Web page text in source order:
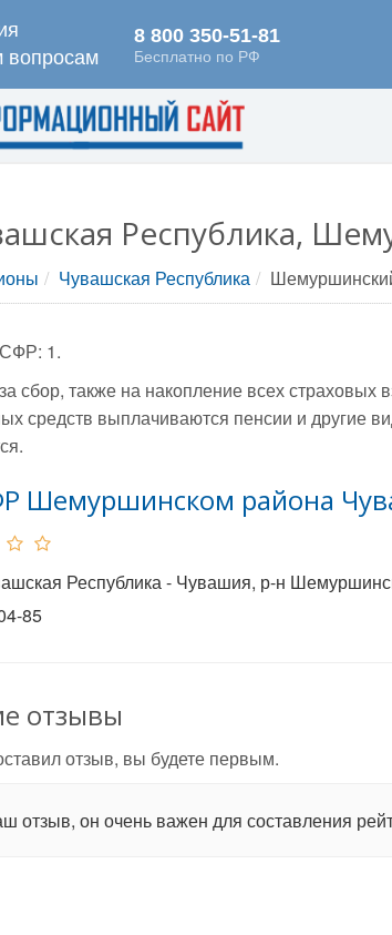
Республика,
Чувашская Республика
1.
сбор, также на накопление всех страховых
средств выплачиваются пенсии и другие
Шемуршинском района
Республика - Чувашия, р-н
85
отзывы
отзыв, вы будете первым.
отзыв, он очень важен для составления